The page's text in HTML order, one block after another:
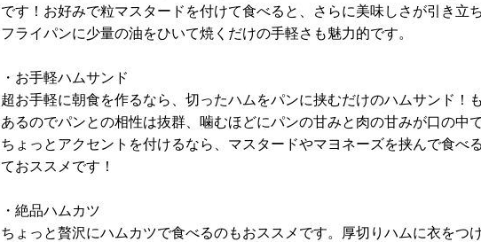
です！お好みで粒マスタードを付けて食べると、さらに美味しさが引き立ち
フライパンに少量の油をひいて焼くだけの手軽さも魅力的です。
・お手軽ハムサンド
超お手軽に朝食を作るなら、切ったハムをパンに挟むだけのハムサンド！
あるのでパンとの相性は抜群、噛むほどにパンの甘みと肉の甘みが口の中
ちょっとアクセントを付けるなら、マスタードやマヨネーズを挟んで食べ
ておススメです！
・絶品ハムカツ
ちょっと贅沢にハムカツで食べるのもおススメです。厚切りハムに衣をつ